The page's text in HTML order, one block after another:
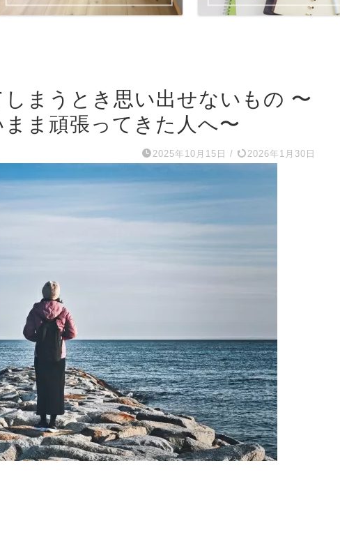
まうとき思い出せないもの 〜
ま頑張ってきた人へ〜
2025年10月15日 / 2026年1月30日